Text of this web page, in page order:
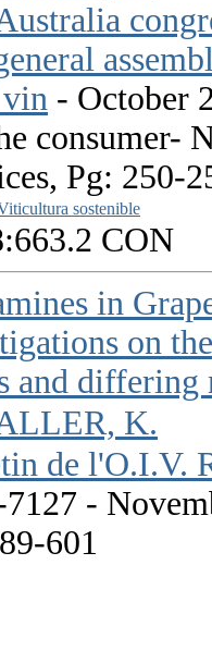
- October
consumer-
Pg: 250-
sostenible
CON
in
on
and
K.
de l'O.I.V.
-
601